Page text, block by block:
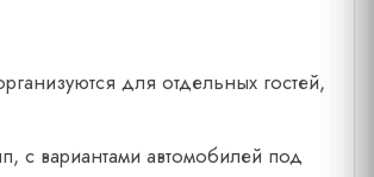
для отдельных гостей,
с вариантами автомобилей под